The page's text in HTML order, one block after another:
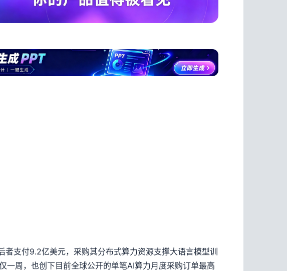
支付9.2亿美元，采购其分布式算力资源支撑大语言模型训
周，也创下目前全球公开的单笔AI算力月度采购订单最高